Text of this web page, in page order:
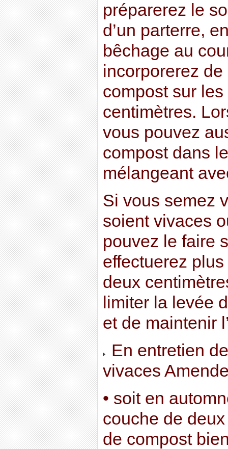
préparerez le
d’un parterre,
bêchage au
incorporerez
compost sur
centimètres.
vous pouvez
compost dans
mélangeant
Si vous semez
soient vivaces
pouvez le faire
effectuerez
deux
limiter la levée
et de maintenir
En entretien
vivaces
• soit en
couche de
de compost